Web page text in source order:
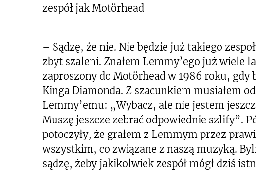
zespół jak Motörhead
– Sądzę, że nie. Nie będzie już takiego
zbyt szaleni. Znałem Lemmy’ego już wiele
zaproszony do Motörhead w 1986 roku, gdy
Kinga Diamonda. Z szacunkiem musiałem
Lemmy’emu: „Wybacz, ale nie jestem
Muszę jeszcze zebrać odpowiednie szlify”.
potoczyły, że grałem z Lemmym przez
wszystkim, co związane z naszą muzyką.
sądzę, żeby jakikolwiek zespół mógł dziś